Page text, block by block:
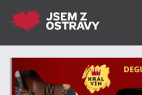
Předchozí